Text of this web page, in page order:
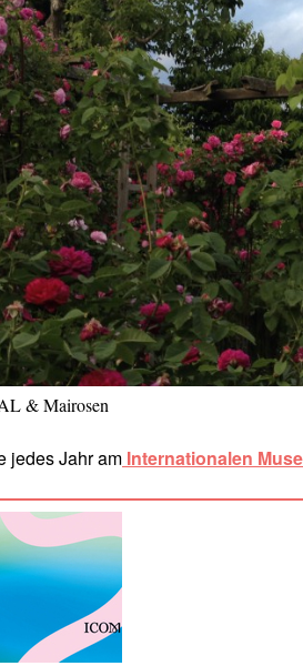
& Mairosen
jedes Jahr am Internationalen